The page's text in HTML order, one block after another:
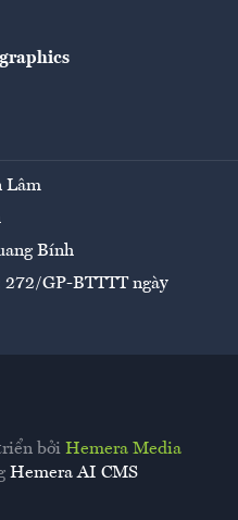
Lâm
Bính
272/GP-BTTTT ngày
bởi Hemera Media
Hemera AI CMS